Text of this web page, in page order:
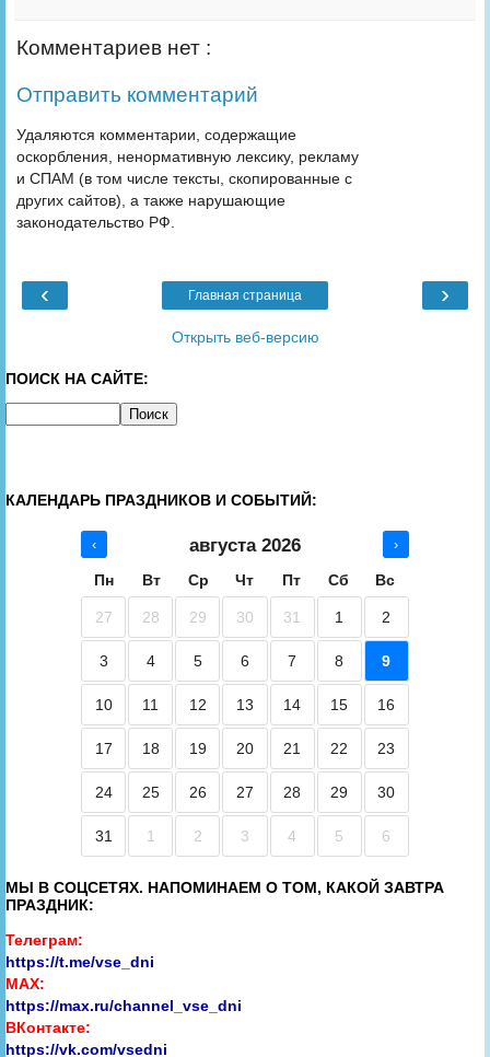
Комментариев нет :
Отправить комментарий
Удаляются комментарии, содержащие
оскорбления, ненормативную лексику, рекламу
и СПАМ (в том числе тексты, скопированные с
других сайтов), а также нарушающие
законодательство РФ.
‹ ›
Главная страница
Открыть веб-версию
ПОИСК НА САЙТЕ:
КАЛЕНДАРЬ ПРАЗДНИКОВ И СОБЫТИЙ:
‹ августа 2026 ›
Пн Вт Ср Чт Пт Сб Вс
27 28 29 30 31 1 2
3 4 5 6 7 8 9
10 11 12 13 14 15 16
17 18 19 20 21 22 23
24 25 26 27 28 29 30
31 1 2 3 4 5 6
МЫ В СОЦСЕТЯХ. НАПОМИНАЕМ О ТОМ, КАКОЙ ЗАВТРА
ПРАЗДНИК:
Телеграм:
https://t.me/vse_dni
MAX:
https://max.ru/channel_vse_dni
ВКонтакте:
https://vk.com/vsedni